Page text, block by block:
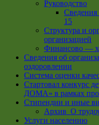
Руководство
15
Структура и
организацией
Финансово —
Сведения об
оздоровлении
Система оценки
Стартовал конкурс
ДОМА» в рамках
Стипендии и иные
Архив_О
Услуги населению